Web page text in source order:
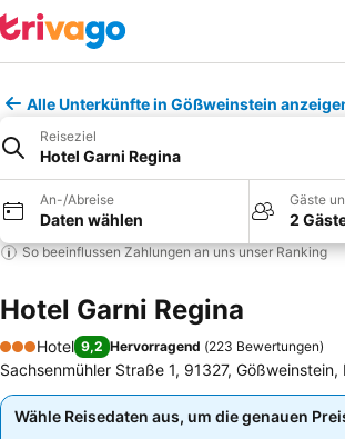
Alle Unterkünfte in Gößweinstein
Reiseziel
Hotel Garni Regina
An-/Abreise
Daten wählen
Gäste
2
So beeinflussen Zahlungen an uns unser Ranking
Hotel Garni Regina
3 Sterne
Hotel 9,2 Hervorragend (223 Bewertungen)
Sachsenmühler Straße 1, 91327, Gößweinstein,
Wähle Reisedaten aus, um die genauen
Wähle Reisedaten aus, um die genauen